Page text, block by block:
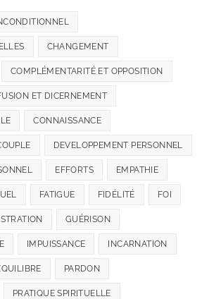
CHANGEMENT
COMPLÉMENTARITÉ ET OPPOSITION
ET DICERNEMENT
CONNAISSANCE
DEVELOPPEMENT PERSONNEL
EFFORTS EMPATHIE
FATIGUE FIDÉLITÉ FOI
GUÉRISON
IMPUISSANCE INCARNATION
PARDON
PRATIQUE SPIRITUELLE